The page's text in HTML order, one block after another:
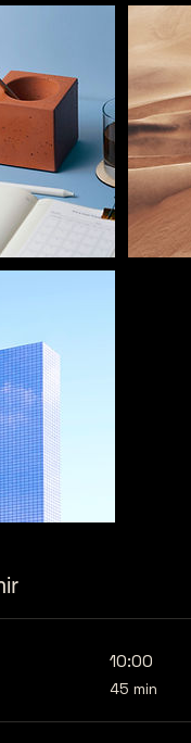
10:00
45 min
45
minutes